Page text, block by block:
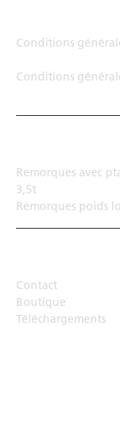
Conditions
Conditions
Remorques avec
3,5t
Remorques poids
Contact
Boutique
Téléchargements